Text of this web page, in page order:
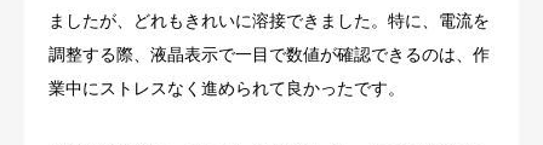
ましたが、どれもきれいに溶接できました。特に、電流を
調整する際、液晶表示で一目で数値が確認できるのは、作
業中にストレスなく進められて良かったです。